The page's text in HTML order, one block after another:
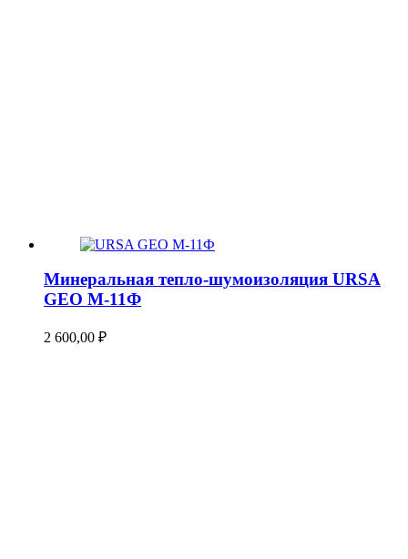
Минеральная тепло-шумоизоляция URSA
GEO М-11Ф
2 600,00 ₽